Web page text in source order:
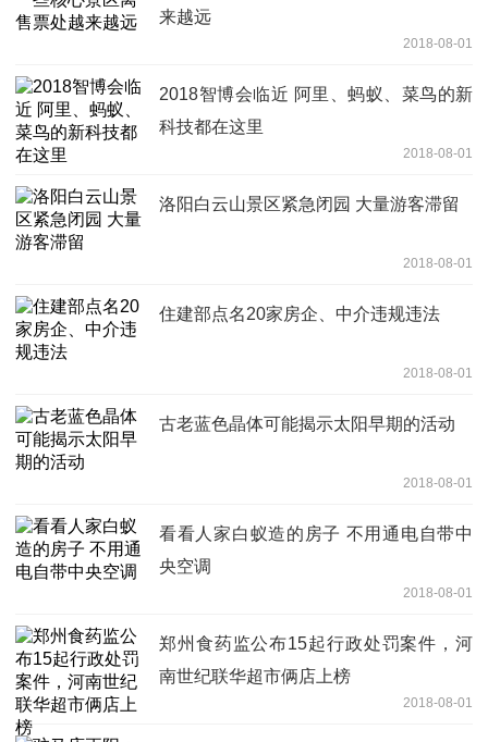
来越远
2018-08-01
2018智博会临近 阿里、蚂蚁、菜鸟的新
科技都在这里
2018-08-01
洛阳白云山景区紧急闭园 大量游客滞留
2018-08-01
住建部点名20家房企、中介违规违法
2018-08-01
古老蓝色晶体可能揭示太阳早期的活动
2018-08-01
看看人家白蚁造的房子 不用通电自带中
央空调
2018-08-01
郑州食药监公布15起行政处罚案件，河
南世纪联华超市俩店上榜
2018-08-01